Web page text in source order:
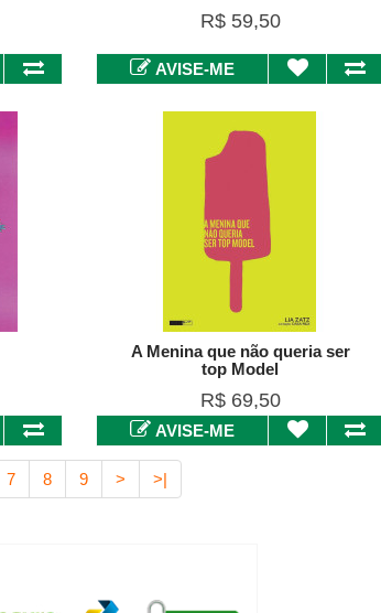
R$ 59,50
AVISE-ME
A Menina que não queria ser
top Model
R$ 69,50
AVISE-ME
7 8 9 > >|